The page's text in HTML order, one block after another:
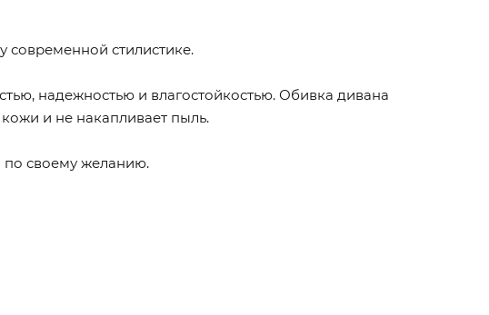
современной стилистике.
надежностью и влагостойкостью. Обивка дивана
и не накапливает пыль.
своему желанию.